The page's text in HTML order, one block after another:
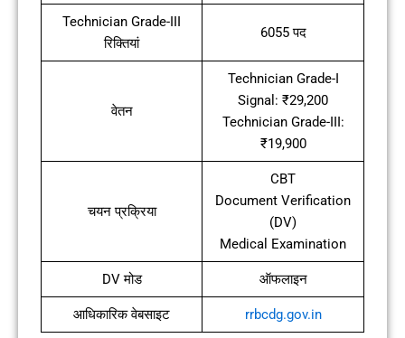
Technician Grade-III
रिक्तियां
6055 पद
वेतन
Technician Grade-I
Signal: ₹29,200
Technician Grade-III:
₹19,900
चयन प्रक्रिया
CBT
Document Verification
(DV)
Medical Examination
DV मोड ऑफलाइन
आधिकारिक वेबसाइट rrbcdg.gov.in